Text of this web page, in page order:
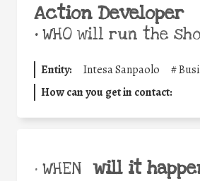
Action Developer
•WHO will run the
Entity: Intesa Sanpaolo #
How can you get in contact:
• WHEN will it